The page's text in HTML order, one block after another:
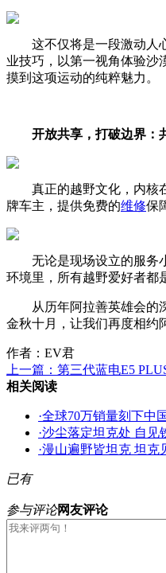
这不仅将是一段激动人
业技巧，以第一视角体验沙
摸到这项运动的纯粹魅力。
开放共享，打破边界：
真正的越野文化，内核
牌车主，提供免费的维修保
无论是现场设立的服务
环境里，所有越野爱好者都
从历年阿拉善英雄会的
金秋十月，让我们再度相约
作者：EV君
上一篇： 第三代蓝电E5
相关阅读
·全球70万销量刻下中
·沙尘落定坦克处 自见
·漫山遍野皆坦克 坦克
已有
参与评论网友评论